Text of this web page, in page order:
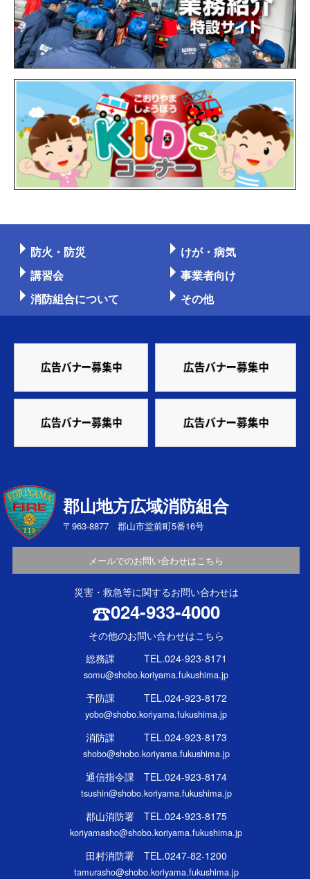
防火・防災
けが・病気
講習会
事業者向け
消防組合について
その他
郡山地方広域消防組合
〒963-8877 郡山市堂前町5番16号
メールでのお問い合わせはこちら
災害・救急等に関するお問い合わせは
024-933-4000
その他のお問い合わせはこちら
総務課 TEL.024-923-8171
somu@shobo.koriyama.fukushima.jp
予防課 TEL.024-923-8172
yobo@shobo.koriyama.fukushima.jp
消防課 TEL.024-923-8173
shobo@shobo.koriyama.fukushima.jp
通信指令課 TEL.024-923-8174
tsushin@shobo.koriyama.fukushima.jp
郡山消防署 TEL.024-923-8175
koriyamasho@shobo.koriyama.fukushima.jp
田村消防署 TEL.0247-82-1200
tamurasho@shobo.koriyama.fukushima.jp